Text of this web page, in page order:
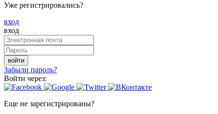
Уже регистрировались?
вход
вход
войти
Забыли пароль?
Войти через:
Еще не зарегистрированы?